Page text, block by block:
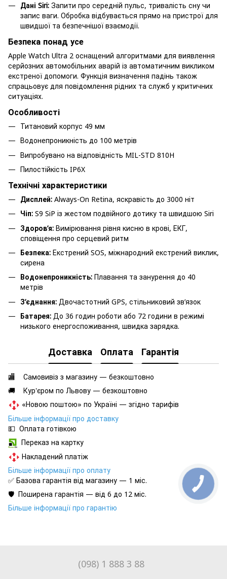
Дані Siri: Запити про середній пульс, тривалість сну чи
запис ваги. Обробка відбувається прямо на пристрої для
швидшої та безпечнішої взаємодії.
Безпека понад усе
Apple Watch Ultra 2 оснащений алгоритмами для виявлення
серйозних автомобільних аварій із автоматичним викликом
екстреної допомоги. Функція визначення падінь також
спрацьовує для повідомлення рідних та служб у критичних
ситуаціях.
Особливості
Титановий корпус 49 мм
Водонепроникність до 100 метрів
Випробувано на відповідність MIL-STD 810H
Пилостійкість IP6X
Технічні характеристики
Дисплей: Always-On Retina, яскравість до 3000 ніт
Чіп: S9 SiP із жестом подвійного дотику та швидшою Siri
Здоров’я: Вимірювання рівня кисню в крові, ЕКГ,
сповіщення про серцевий ритм
Безпека: Екстрений SOS, міжнародний екстрений виклик,
сирена
Водонепроникність: Плавання та занурення до 40
метрів
З’єднання: Двочастотний GPS, стільниковий зв’язок
Батарея: До 36 годин роботи або 72 години в режимі
низького енергоспоживання, швидка зарядка.
Доставка Оплата Гарантія
🏬 Самовивіз з магазину — безкоштовно
🚚 Кур'єром по Львову — безкоштовно
«Новою поштою» по Україні — згідно тарифів
Більше інформації про доставку
💵 Оплата готівкою
Переказ на картку
Накладений платіж
Більше інформації про оплату
✅ Базова гарантія від магазину — 1 міс.
🛡️ Поширена гарантія — від 6 до 12 міс.
Більше інформації про гарантію
(098) 1 888 3 88